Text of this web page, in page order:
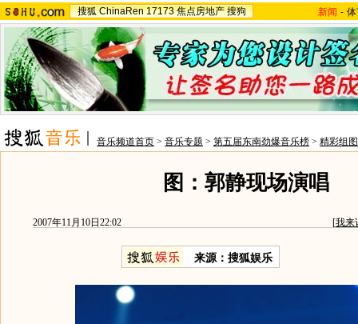
搜狐 ChinaRen 17173 焦点房地产 搜狗 新闻 -
音乐频道首页 > 音乐专题 > 第五届东南劲爆音乐榜 > 精彩组图
图：郭静现场演唱
2007年11月10日22:02 [我来
来源：搜狐娱乐